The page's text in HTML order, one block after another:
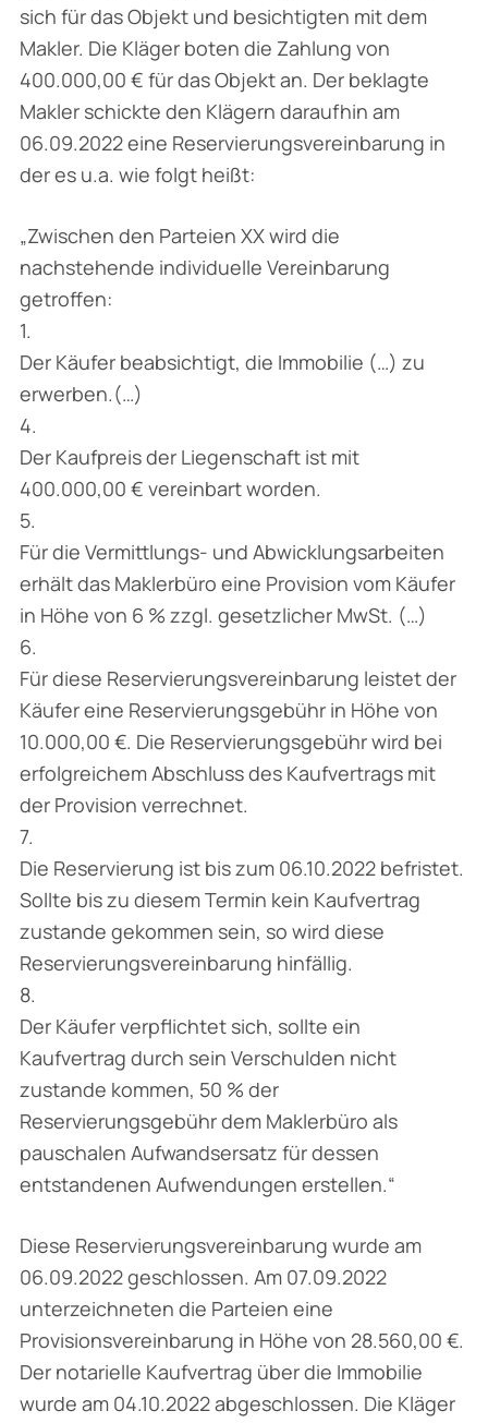
sich für das Objekt und besichtigten mit dem
Makler. Die Kläger boten die Zahlung von
400.000,00 € für das Objekt an. Der beklagte
Makler schickte den Klägern daraufhin am
06.09.2022 eine Reservierungsvereinbarung in
der es u.a. wie folgt heißt:
„Zwischen den Parteien XX wird die
nachstehende individuelle Vereinbarung
getroffen:
1.
Der Käufer beabsichtigt, die Immobilie (…) zu
erwerben.(…)
4.
Der Kaufpreis der Liegenschaft ist mit
400.000,00 € vereinbart worden.
5.
Für die Vermittlungs- und Abwicklungsarbeiten
erhält das Maklerbüro eine Provision vom Käufer
in Höhe von 6 % zzgl. gesetzlicher MwSt. (…)
6.
Für diese Reservierungsvereinbarung leistet der
Käufer eine Reservierungsgebühr in Höhe von
10.000,00 €. Die Reservierungsgebühr wird bei
erfolgreichem Abschluss des Kaufvertrags mit
der Provision verrechnet.
7.
Die Reservierung ist bis zum 06.10.2022 befristet.
Sollte bis zu diesem Termin kein Kaufvertrag
zustande gekommen sein, so wird diese
Reservierungsvereinbarung hinfällig.
8.
Der Käufer verpflichtet sich, sollte ein
Kaufvertrag durch sein Verschulden nicht
zustande kommen, 50 % der
Reservierungsgebühr dem Maklerbüro als
pauschalen Aufwandsersatz für dessen
entstandenen Aufwendungen erstellen.“
Diese Reservierungsvereinbarung wurde am
06.09.2022 geschlossen. Am 07.09.2022
unterzeichneten die Parteien eine
Provisionsvereinbarung in Höhe von 28.560,00 €.
Der notarielle Kaufvertrag über die Immobilie
wurde am 04.10.2022 abgeschlossen. Die Kläger